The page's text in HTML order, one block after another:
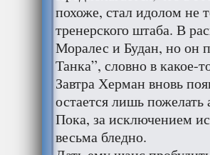
похоже, стал идолом не
тренерского штаба. В
Моралес и Будан, но он
Танка”, словно в какое-
Завтра Херман вновь
остается лишь
Пока, за исключением
весьма бледно.